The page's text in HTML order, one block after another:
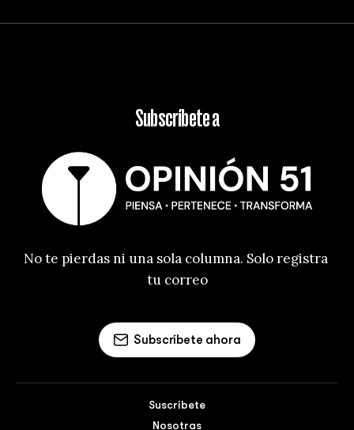
Subscríbete a
No te pierdas ni una sola columna. Solo registra
tu correo
Subscríbete ahora
Suscríbete
Nosotras